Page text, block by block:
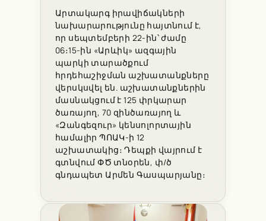
Արտակարգ իրավիճակների
նախարարությունը հայտնում է,
որ սեպտեմբերի 22-ին՝ ժամը
06։15-ին «Արևիկ» ազգային
պարկի տարածքում
հրդեհաշիջման աշխատանքները
վերսկսվել են. աշխատանքներին
մասնակցում է 125 փրկարար
ծառայող, 70 զինծառայող և
«Զանգեզուր» կենսոլորտային
համալիր ՊՈԱԿ-ի 12
աշխատակից։ Դեպքի վայրում է
գտնվում ՓԾ տնօրեն, փ/ծ
գնդապետ Արմեն Գասպարյանը։